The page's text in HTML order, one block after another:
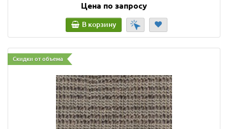
Цена по запросу
В корзину
Скидки от объема